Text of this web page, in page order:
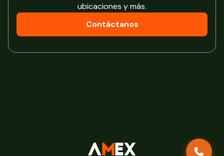
ubicaciones y más.
Contáctanos